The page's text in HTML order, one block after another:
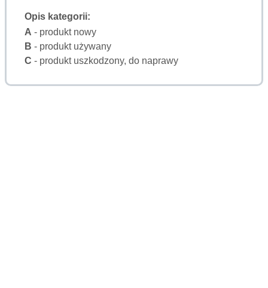
Opis kategorii:
A - produkt nowy
B - produkt używany
C - produkt uszkodzony, do naprawy